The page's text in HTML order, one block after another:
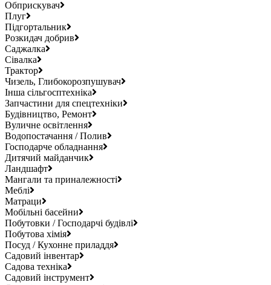
Обприскувач
Плуг
Підгортальник
Розкидач добрив
Саджалка
Сівалка
Трактор
Чизель, Глибокорозпушувач
Інша сільгосптехніка
Запчастини для спецтехніки
Будівництво, Ремонт
Вуличне освітлення
Водопостачання / Полив
Господарче обладнання
Дитячий майданчик
Ландшафт
Мангали та приналежності
Меблі
Матраци
Мобільні басейни
Побутовки / Господарчі будівлі
Побутова хімія
Посуд / Кухонне приладдя
Садовий інвентар
Садова техніка
Садовий інструмент